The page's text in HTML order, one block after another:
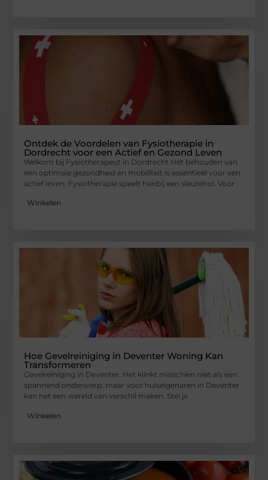
Ontdek de Voordelen van Fysiotherapie in
Dordrecht voor een Actief en Gezond Leven
Welkom bij Fysiotherapeut in Dordrecht Het behouden van
een optimale gezondheid en mobiliteit is essentieel voor een
actief leven. Fysiotherapie speelt hierbij een sleutelrol. Voor
Winkelen
Hoe Gevelreiniging in Deventer Woning Kan
Transformeren
Gevelreiniging in Deventer. Het klinkt misschien niet als een
spannend onderwerp, maar voor huiseigenaren in Deventer
kan het een wereld van verschil maken. Stel je
Winkelen